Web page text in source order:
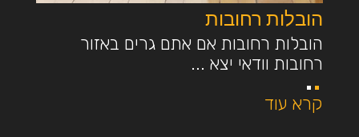
הובלות רחובות
הובלות רחובות אם אתם גרים באזור
רחובות וודאי יצא ...
קרא עוד